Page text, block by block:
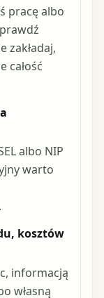
pracę albo
zakładaj,
całość
albo NIP
warto
kosztów
informacją
własną